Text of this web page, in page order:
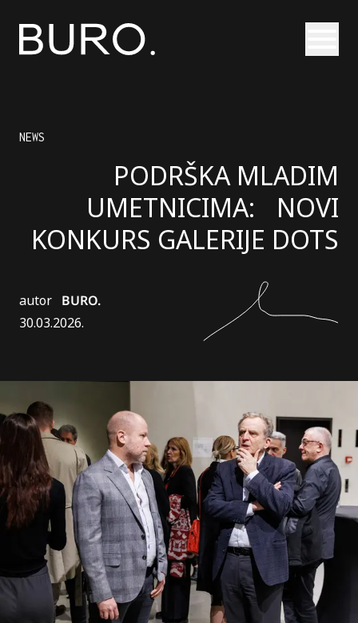
NEWS
PODRŠKA MLADIM
UMETNICIMA: NOVI
KONKURS GALERIJE DOTS
autor BURO.
30.03.2026.